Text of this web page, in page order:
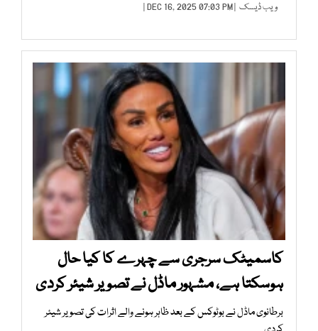
ویب ڈیسک | DEC 16, 2025 07:03 PM |
کاسمیٹک سرجری سے چہرے کا کیا حال
ہوسکتا ہے، مشہور ماڈل نے تصویر شیئر کردی
برطانوی ماڈل نے بوٹوکس کے بعد ظاہر ہونے والے اثرات کی تصویر شیئر